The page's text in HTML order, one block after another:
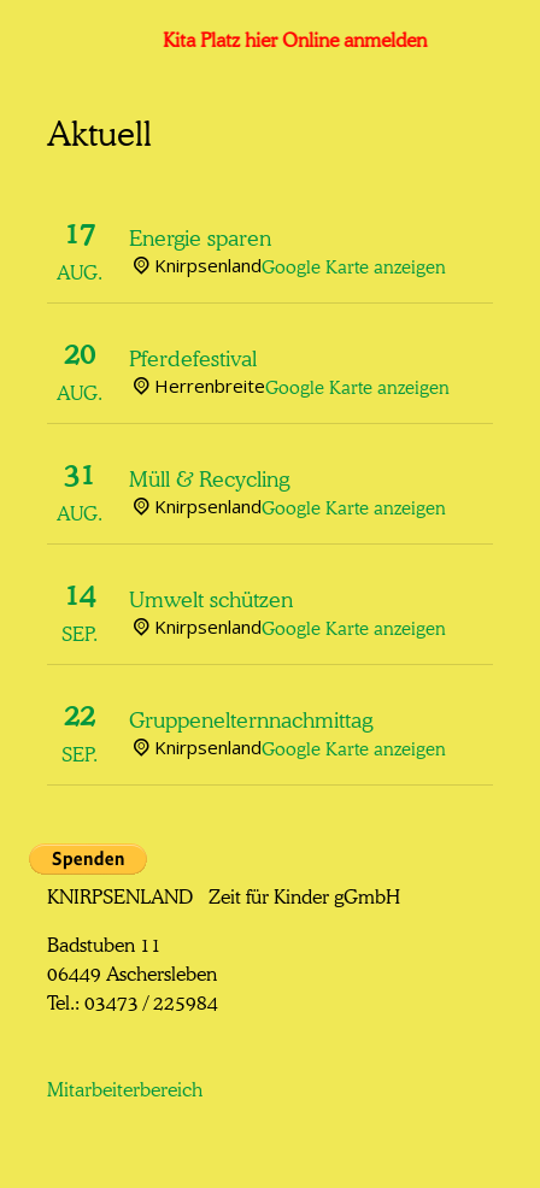
Kita Platz hier Online anmelden
Aktuell
17
AUG.
Energie sparen
KnirpsenlandGoogle Karte anzeigen
20
AUG.
Pferdefestival
HerrenbreiteGoogle Karte anzeigen
31
AUG.
Müll & Recycling
KnirpsenlandGoogle Karte anzeigen
14
SEP.
Umwelt schützen
KnirpsenlandGoogle Karte anzeigen
22
SEP.
Gruppenelternnachmittag
KnirpsenlandGoogle Karte anzeigen
KNIRPSENLAND Zeit für Kinder gGmbH
Badstuben 11
06449 Aschersleben
Tel.: 03473 / 225984
Mitarbeiterbereich